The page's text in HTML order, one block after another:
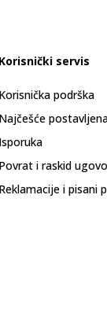
Korisnički servis
Korisnička podrška
Najčešće
Isporuka
Povrat i raskid
Reklamacije i pisani